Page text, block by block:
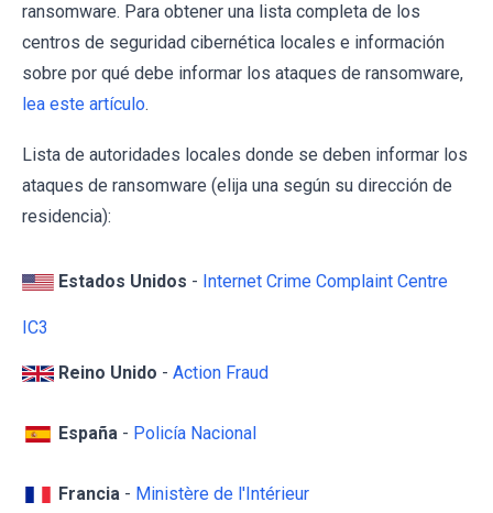
ransomware. Para obtener una lista completa de los
centros de seguridad cibernética locales e información
sobre por qué debe informar los ataques de ransomware,
lea este artículo.
Lista de autoridades locales donde se deben informar los
ataques de ransomware (elija una según su dirección de
residencia):
Estados Unidos - Internet Crime Complaint Centre
IC3
Reino Unido - Action Fraud
España - Policía Nacional
Francia - Ministère de l'Intérieur